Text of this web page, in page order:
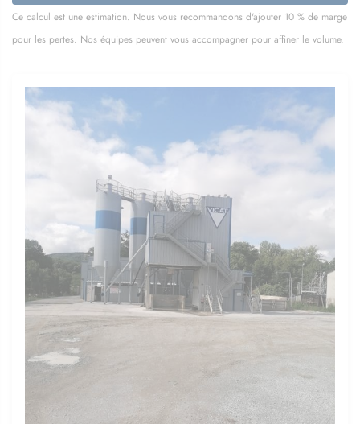
Ce calcul est une estimation. Nous vous recommandons d'ajouter 10 % de marge
pour les pertes. Nos équipes peuvent vous accompagner pour affiner le volume.